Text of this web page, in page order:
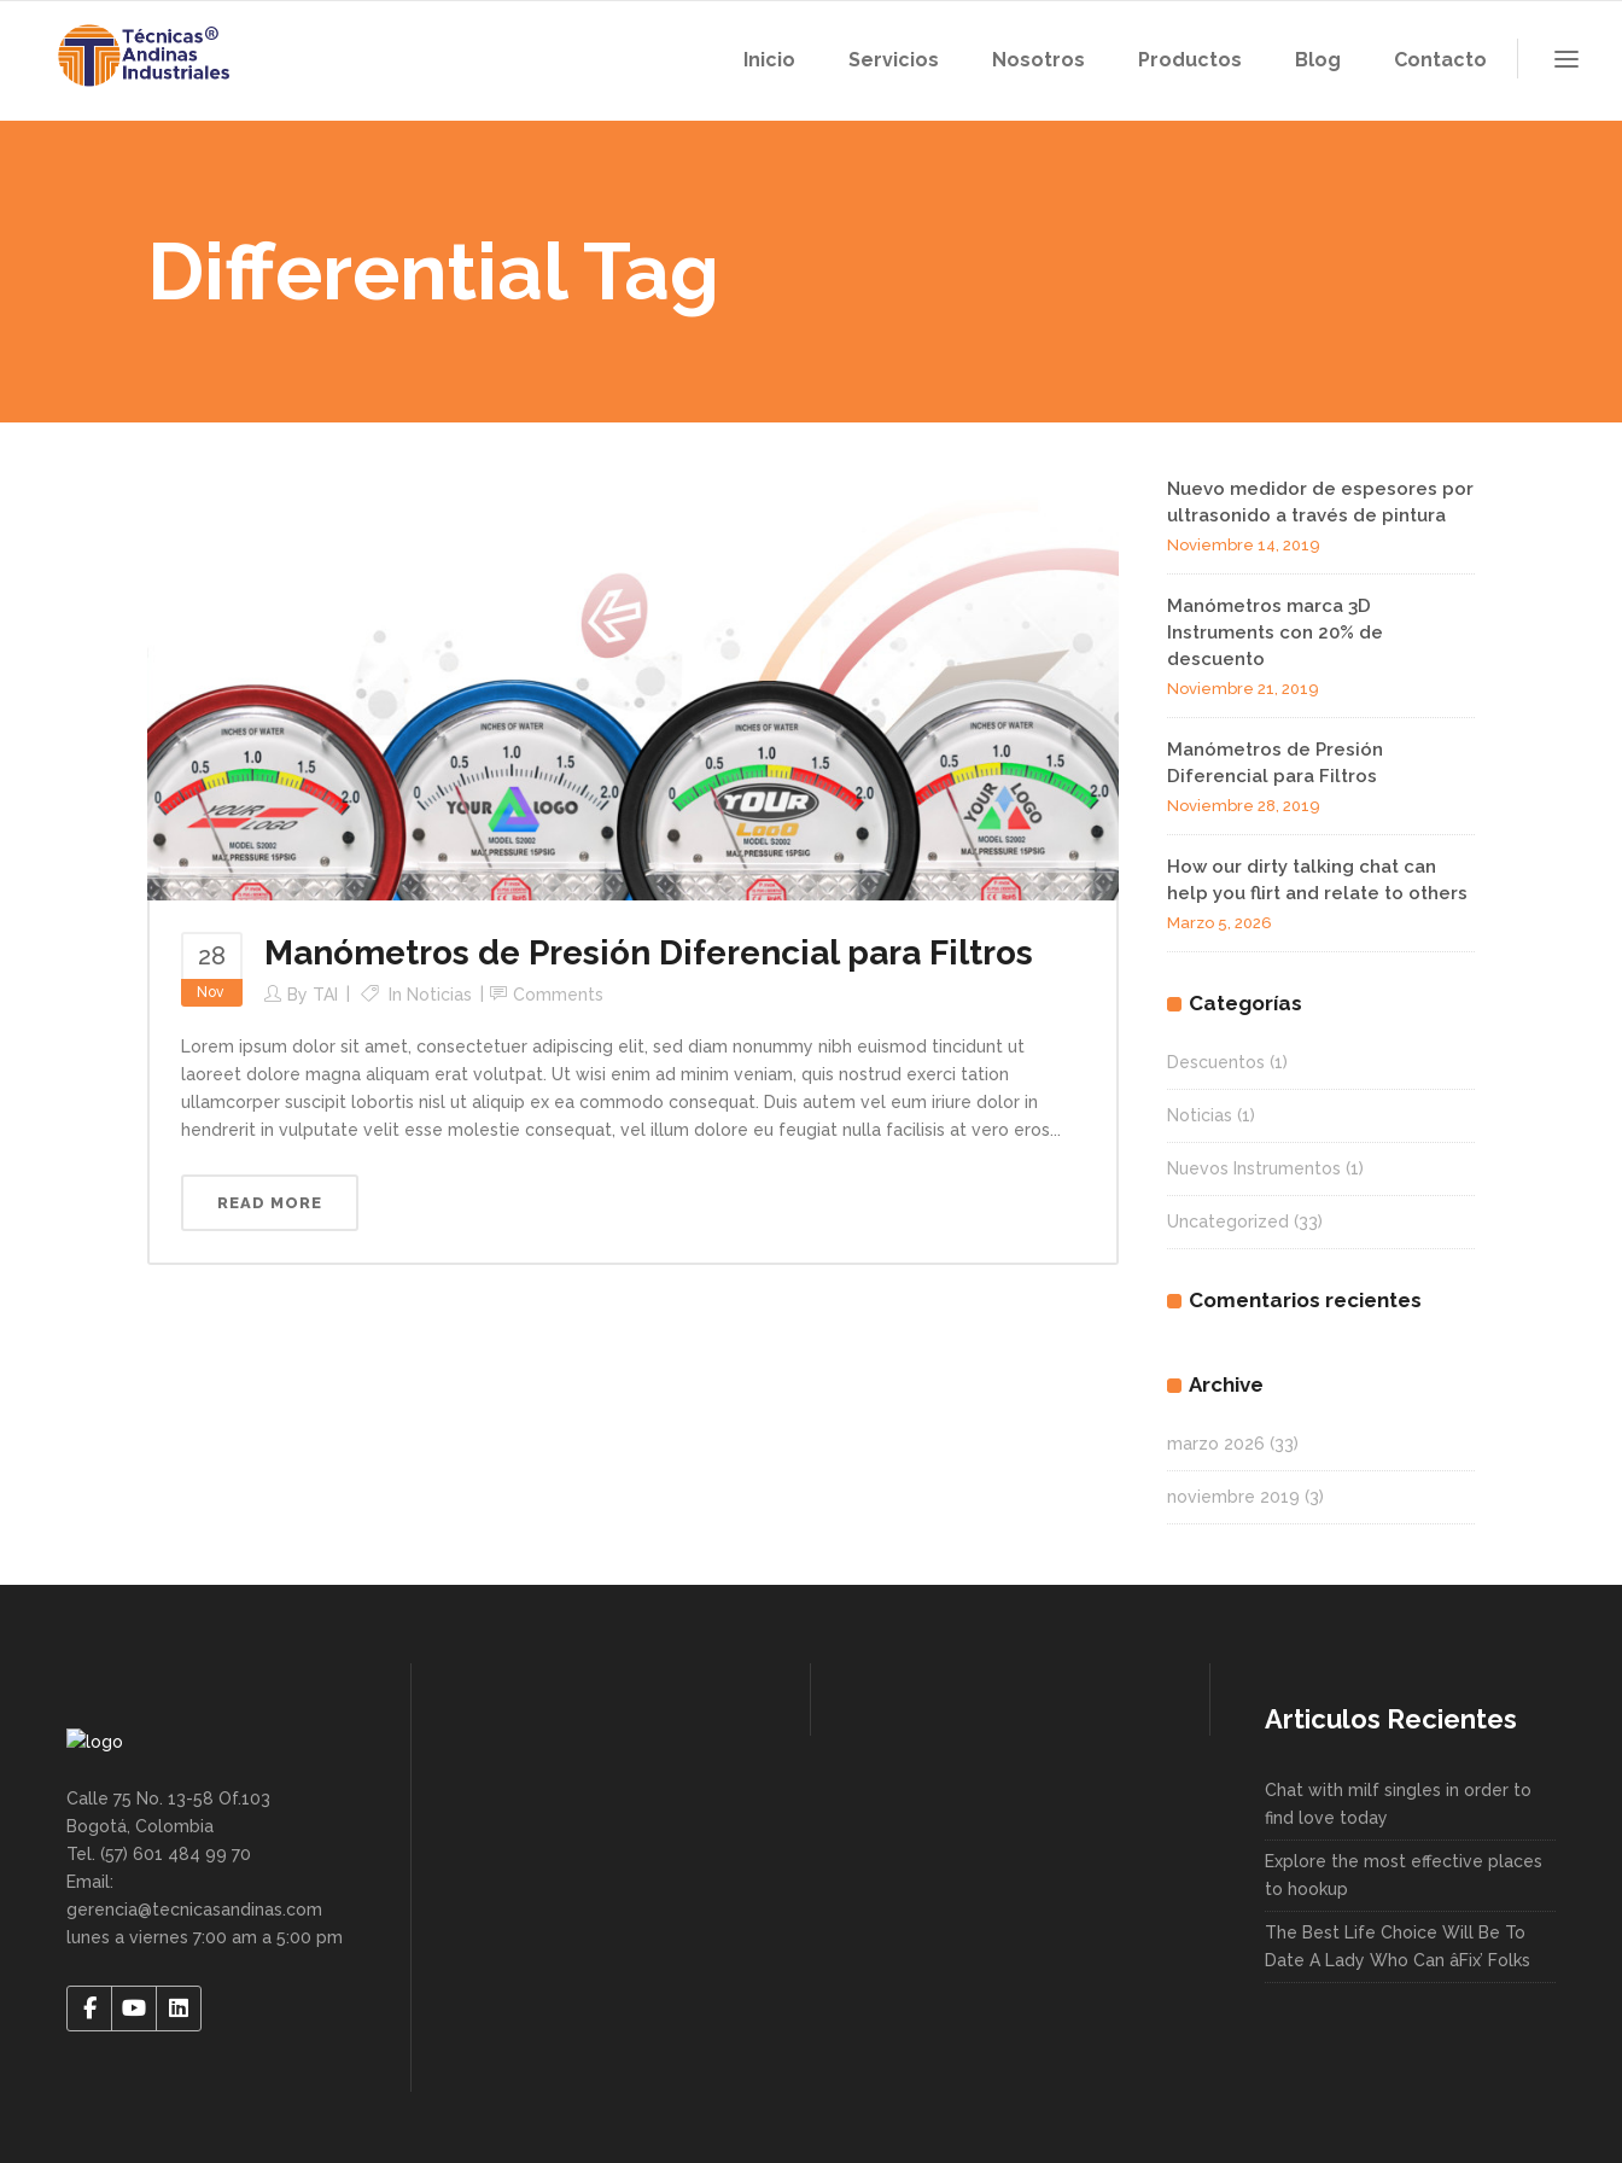
Inicio Servicios Nosotros Productos Blog Contacto
Differential Tag
28
Nov
Manómetros de Presión Diferencial para Filtros
By TAI In Noticias Comments
Lorem ipsum dolor sit amet, consectetuer adipiscing elit, sed diam nonummy nibh euismod tincidunt ut
laoreet dolore magna aliquam erat volutpat. Ut wisi enim ad minim veniam, quis nostrud exerci tation
ullamcorper suscipit lobortis nisl ut aliquip ex ea commodo consequat. Duis autem vel eum iriure dolor in
hendrerit in vulputate velit esse molestie consequat, vel illum dolore eu feugiat nulla facilisis at vero eros...
READ MORE
Nuevo medidor de espesores por
ultrasonido a través de pintura
Noviembre 14, 2019
Manómetros marca 3D
Instruments con 20% de
descuento
Noviembre 21, 2019
Manómetros de Presión
Diferencial para Filtros
Noviembre 28, 2019
How our dirty talking chat can
help you flirt and relate to others
Marzo 5, 2026
Categorías
Descuentos (1)
Noticias (1)
Nuevos Instrumentos (1)
Uncategorized (33)
Comentarios recientes
Archive
marzo 2026 (33)
noviembre 2019 (3)
Calle 75 No. 13-58 Of.103
Bogotá, Colombia
Tel. (57) 601 484 99 70
Email:
gerencia@tecnicasandinas.com
lunes a viernes 7:00 am a 5:00 pm
Articulos Recientes
Chat with milf singles in order to
find love today
Explore the most effective places
to hookup
The Best Life Choice Will Be To
Date A Lady Who Can âFix’ Folks